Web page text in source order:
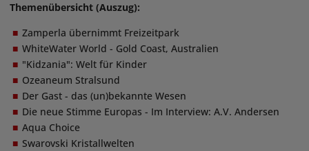
Themenübersicht (Auszug):
Zamperla übernimmt Freizeitpark
WhiteWater World - Gold Coast, Australien
"Kidzania": Welt für Kinder
Ozeaneum Stralsund
Der Gast - das (un)bekannte Wesen
Die neue Stimme Europas - Im Interview: A.V. Andersen
Aqua Choice
Swarovski Kristallwelten